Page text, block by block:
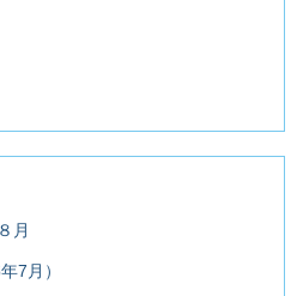
月
7月）